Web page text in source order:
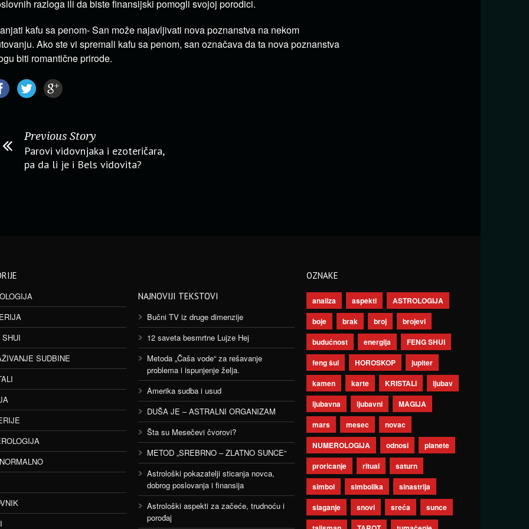
razloga ili da biste finansijski pomogli svojoj porodici.
kafu sa penom- San može najavljivati nova poznanstva na nekom
Ako ste vi spremali kafu sa penom, san označava da ta nova poznanstva
biti romantične prirode.
Previous Story
Parovi vidovnjaka i ezoteričara,
pa da li je i Bels vidovita?
SHUI
SUDBINE
NAJNOVIJI TEKSTOVI
Bučni TV iz druge dimenzije
12 saveta besmrtne Lujze Hej
Metoda „Čaša vode“ za rešavanje
problema i ispunjenje želja.
Amerika sudba i usud
DUŠA JE – ASTRALNI ORGANIZAM
Šta su Mesečevi čvorovi?
METOD „SREBRNO – ZLATNO SUNCE“
Astrološki pokazatelji sticanja novca,
dobrog poslovanja i finansija
Astrološki aspekti za začeće, trudnoću i
porođaj
OZNAKE
analiza aspekti
ASTROLOGIJA
boje
brak broj
brojevi
budućnost
energija
FENG SHUI
feng šui
HOROSKOP
jupiter
kamen
karte KRISTALI
ljubav
ljubavna
ljubavni
MAGIJA
mars
mesec
novac
NUMEROLOGIJA
odnosi
planete
proricanje
ritual
saturn
simbol
simbolika
sinastrija
slaganje
snovi sreća
sunce